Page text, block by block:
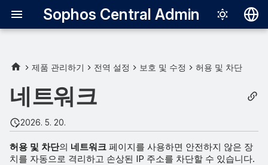
Sophos Central Admin
English
Italiano
日本語
제품 관리하기 전역 설정 보호 및 수정 허용 및 차단
네트워크
2026. 5. 20.
허용 및 차단의 네트워크 페이지를 사용하면 안전하지 않은 장
치를 자동으로 격리하고 손상된 IP 주소를 차단할 수 있습니다.